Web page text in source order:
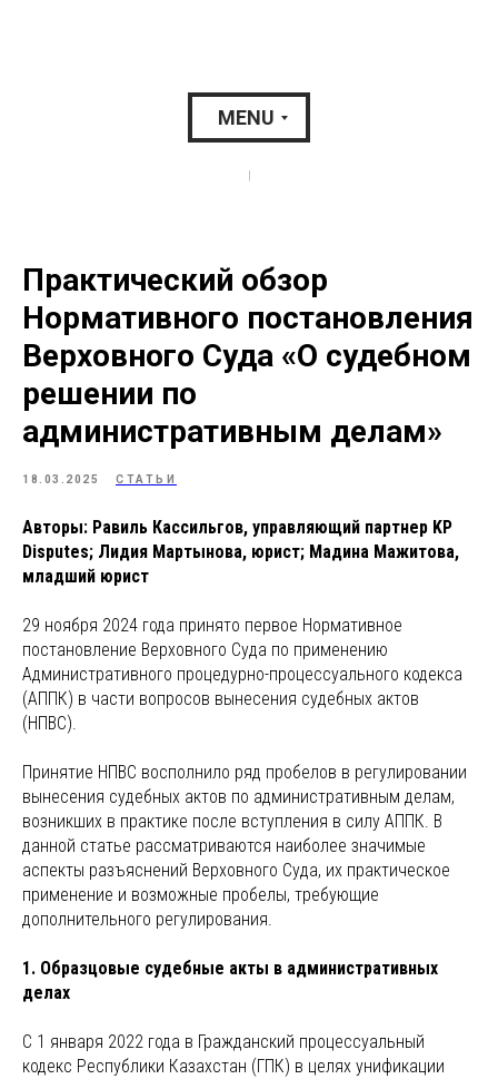
|
MENU
Практический обзор
Нормативного постановления
Верховного Суда «О судебном
решении по
административным делам»
18.03.2025 СТАТЬИ
Авторы: Равиль Кассильгов, управляющий партнер KP
Disputes; Лидия Мартынова, юрист; Мадина Мажитова,
младший юрист
29 ноября 2024 года принято первое Нормативное
постановление Верховного Суда по применению
Административного процедурно-процессуального кодекса
(АППК) в части вопросов вынесения судебных актов
(НПВС).
Принятие НПВС восполнило ряд пробелов в регулировании
вынесения судебных актов по административным делам,
возникших в практике после вступления в силу АППК. В
данной статье рассматриваются наиболее значимые
аспекты разъяснений Верховного Суда, их практическое
применение и возможные пробелы, требующие
дополнительного регулирования.
1. Образцовые судебные акты в административных
делах
С 1 января 2022 года в Гражданский процессуальный
кодекс Республики Казахстан (ГПК) в целях унификации